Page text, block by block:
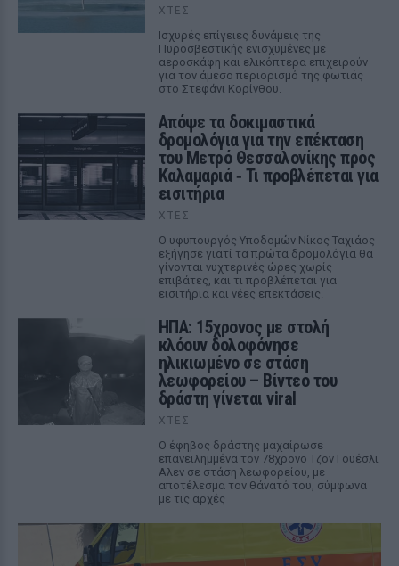
ΧΤΕΣ
Ισχυρές επίγειες δυνάμεις της
Πυροσβεστικής ενισχυμένες με
αεροσκάφη και ελικόπτερα επιχειρούν
για τον άμεσο περιορισμό της φωτιάς
στο Στεφάνι Κορίνθου.
Απόψε τα δοκιμαστικά
δρομολόγια για την επέκταση
του Μετρό Θεσσαλονίκης προς
Καλαμαριά ‑ Τι προβλέπεται για
εισιτήρια
ΧΤΕΣ
Ο υφυπουργός Υποδομών Νίκος Ταχιάος
εξήγησε γιατί τα πρώτα δρομολόγια θα
γίνονται νυχτερινές ώρες χωρίς
επιβάτες, και τι προβλέπεται για
εισιτήρια και νέες επεκτάσεις.
ΗΠΑ: 15χρονος με στολή
κλόουν δολοφόνησε
ηλικιωμένο σε στάση
λεωφορείου – Βίντεο του
δράστη γίνεται viral
ΧΤΕΣ
Ο έφηβος δράστης μαχαίρωσε
επανειλημμένα τον 78χρονο Τζον Γουέσλι
Αλεν σε στάση λεωφορείου, με
αποτέλεσμα τον θάνατό του, σύμφωνα
με τις αρχές